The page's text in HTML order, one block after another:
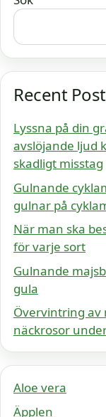
Recent
Lyssna på din
avslöjande ljud
skadligt misstag
Gulnande
gulnar på
När man ska
för varje sort
Gulnande
gula
Övervintring
näckrosor
Aloe vera
Äpplen